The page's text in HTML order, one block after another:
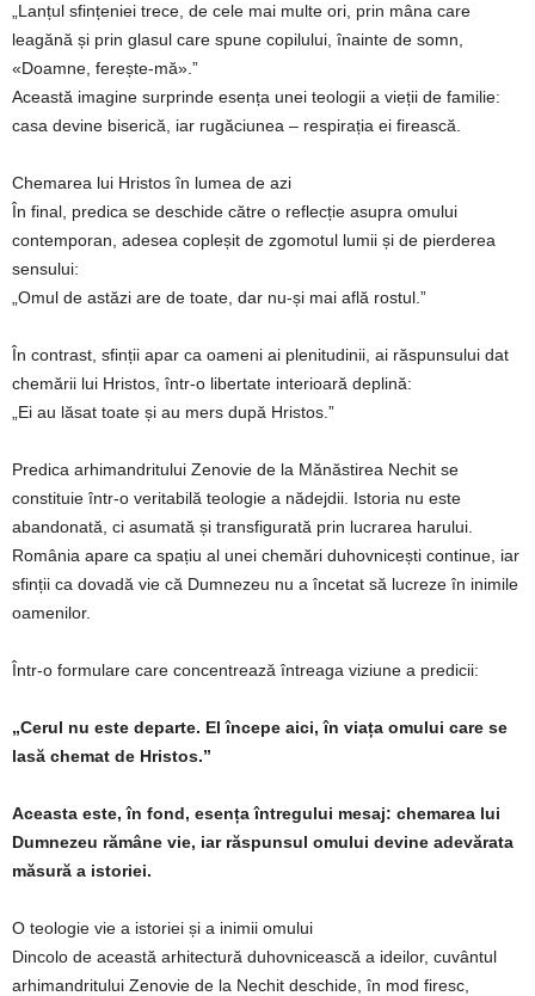
„Lanțul sfințeniei trece, de cele mai multe ori, prin mâna care
leagănă și prin glasul care spune copilului, înainte de somn,
«Doamne, ferește-mă».”
Această imagine surprinde esența unei teologii a vieții de familie:
casa devine biserică, iar rugăciunea – respirația ei firească.
Chemarea lui Hristos în lumea de azi
În final, predica se deschide către o reflecție asupra omului
contemporan, adesea copleșit de zgomotul lumii și de pierderea
sensului:
„Omul de astăzi are de toate, dar nu-și mai află rostul.”
În contrast, sfinții apar ca oameni ai plenitudinii, ai răspunsului dat
chemării lui Hristos, într-o libertate interioară deplină:
„Ei au lăsat toate și au mers după Hristos.”
Predica arhimandritului Zenovie de la Mănăstirea Nechit se
constituie într-o veritabilă teologie a nădejdii. Istoria nu este
abandonată, ci asumată și transfigurată prin lucrarea harului.
România apare ca spațiu al unei chemări duhovnicești continue, iar
sfinții ca dovadă vie că Dumnezeu nu a încetat să lucreze în inimile
oamenilor.
Într-o formulare care concentrează întreaga viziune a predicii:
„Cerul nu este departe. El începe aici, în viața omului care se
lasă chemat de Hristos.”
Aceasta este, în fond, esența întregului mesaj: chemarea lui
Dumnezeu rămâne vie, iar răspunsul omului devine adevărata
măsură a istoriei.
O teologie vie a istoriei și a inimii omului
Dincolo de această arhitectură duhovnicească a ideilor, cuvântul
arhimandritului Zenovie de la Nechit deschide, în mod firesc,